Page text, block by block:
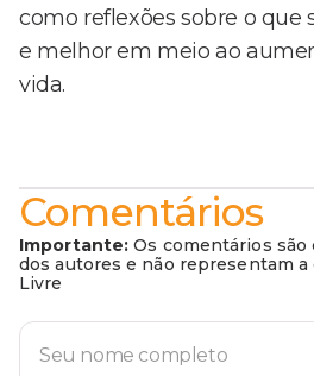
como reflexões sobre o que
e melhor em meio ao
vida.
Comentários
Importante: Os comentários
dos autores e não representam
Livre